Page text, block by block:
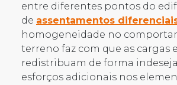
entre diferentes pontos do
de assentamentos
homogeneidade no
terreno faz com que as cargas
redistribuam de forma
esforços adicionais nos